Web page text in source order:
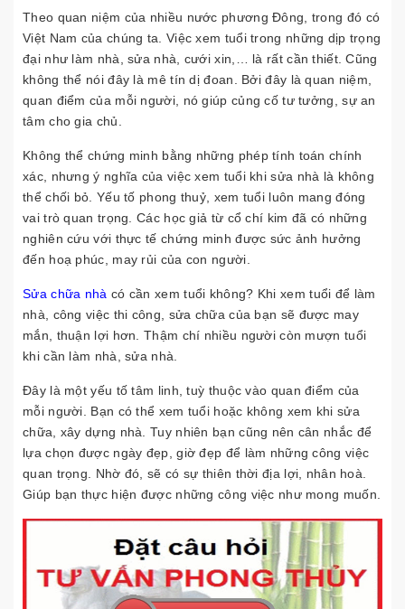
Theo quan niệm của nhiều nước phương Đông, trong đó có
Việt Nam của chúng ta. Việc xem tuổi trong những dịp trọng
đại như làm nhà, sửa nhà, cưới xin,… là rất cần thiết. Cũng
không thể nói đây là mê tín dị đoan. Bởi đây là quan niệm,
quan điểm của mỗi người, nó giúp củng cố tư tưởng, sự an
tâm cho gia chủ.
Không thể chứng minh bằng những phép tính toán chính
xác, nhưng ý nghĩa của việc xem tuổi khi sửa nhà là không
thể chối bỏ. Yếu tố phong thuỷ, xem tuổi luôn mang đóng
vai trò quan trọng. Các học giả từ cổ chí kim đã có những
nghiên cứu với thực tế chứng minh được sức ảnh hưởng
đến hoạ phúc, may rủi của con người.
Sửa chữa nhà có cần xem tuổi không? Khi xem tuổi để làm
nhà, công việc thi công, sửa chữa của bạn sẽ được may
mắn, thuận lợi hơn. Thậm chí nhiều người còn mượn tuổi
khi cần làm nhà, sửa nhà.
Đây là một yếu tố tâm linh, tuỳ thuộc vào quan điểm của
mỗi người. Bạn có thể xem tuổi hoặc không xem khi sửa
chữa, xây dựng nhà. Tuy nhiên bạn cũng nên cân nhắc để
lựa chọn được ngày đẹp, giờ đẹp để làm những công việc
quan trọng. Nhờ đó, sẽ có sự thiên thời địa lợi, nhân hoà.
Giúp bạn thực hiện được những công việc như mong muốn.